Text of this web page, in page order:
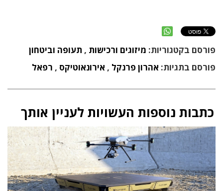
פורסם בקטגוריות: מיזוגים ורכישות , תעופה וביטחון
פורסם בתגיות: אהרון פרנקל , אירונאוטיקס , רפאל
כתבות נוספות העשויות לעניין אותך